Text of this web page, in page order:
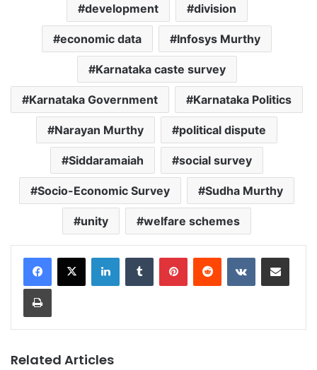
development division
economic data Infosys Murthy
Karnataka caste survey
Karnataka Government Karnataka Politics
Narayan Murthy political dispute
Siddaramaiah social survey
Socio-Economic Survey Sudha Murthy
unity welfare schemes
LinkedInTumblr PinterestReddit VKontakteShare via Email
Print
Related Articles